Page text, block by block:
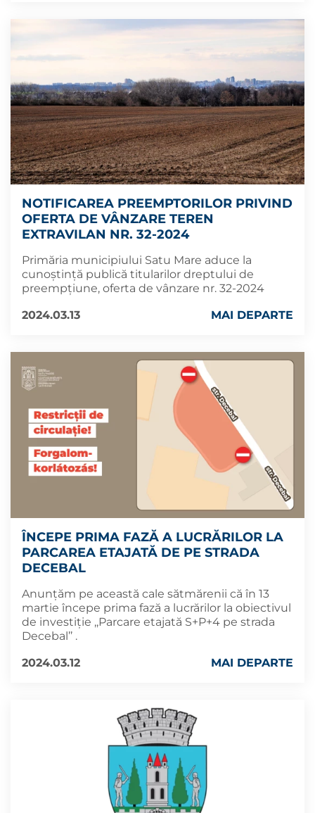
NOTIFICAREA PREEMPTORILOR PRIVIND
OFERTA DE VÂNZARE TEREN
EXTRAVILAN NR. 32-2024
Primăria municipiului Satu Mare aduce la
cunoștință publică titularilor dreptului de
preempțiune, oferta de vânzare nr. 32-2024
2024.03.13
MAI DEPARTE
ÎNCEPE PRIMA FAZĂ A LUCRĂRILOR LA
PARCAREA ETAJATĂ DE PE STRADA
DECEBAL
Anunțăm pe această cale sătmărenii că în 13
martie începe prima fază a lucrărilor la obiectivul
de investiție ,,Parcare etajată S+P+4 pe strada
Decebal’’ .
2024.03.12
MAI DEPARTE